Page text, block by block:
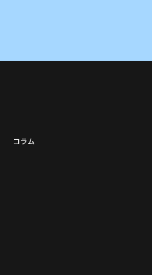
コラム